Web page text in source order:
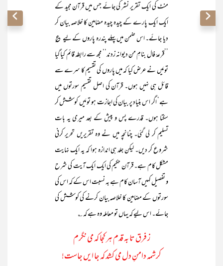
منٹ کی ایک تقریر نشر کی جائے جس میں قرآن مجید کے
ایک ایک پارے کے چیدہ چیدہ مضامین کا خلاصہ بیان کر
دیا جائے۔ اس ضمن میں پہلے پندرہ پاروں کے لیے ؏
’’قرعۂ فال بنامِ من دیوانہ زدند‘‘ مجھ سے رابطہ قائم کیا گیا
تو مَیں نے عرض کیا کہ میں پاروں کی تقسیم کا سرے سے
قائل ہی نہیں ہوں۔ قرآن کی اصل تقسیم سورتوں میں
ہے‘ اگر اس بنیاد پر بیان کی اجازت ہو تو مَیں کوشش کر
سکتا ہوں۔ قدرے پس و پیش کے بعد میری یہ بات
تسلیم کر لی گئی۔ چنانچہ میں نے وہ تقریریں تحریر کرنی
شروع کر دیں۔ لیکن جلد ہی اندازہ ہوا کہ یہ ایک نہایت
مشکل کام ہے۔ قرآن حکیم کی ایک ایک آیت کی شرح
و تفصیل کہیں آسان کام ہے بہ نسبت اس کے کہ اس کی
سورتوں کے مضامین کا خلاصہ بیان کرنے کی کوشش کی
جائے۔ اس لیے کہ یہاں تو معاملہ وہ ہے کہ ؎
ز فرق تا بہ قدم ہر کجا کہ می نگرم
کرشمہ دامنِ دل می کشد کہ جا ایں جاست!